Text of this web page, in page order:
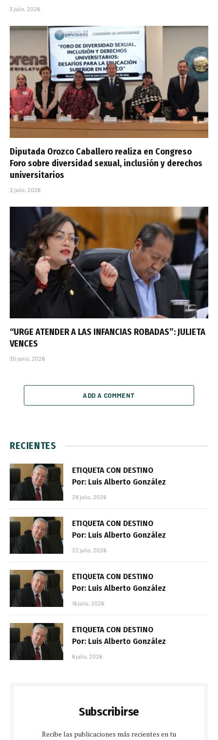
3 julio, 2026
Diputada Orozco Caballero realiza en Congreso
Foro sobre diversidad sexual, inclusión y derechos
universitarios
2 julio, 2026
“URGE ATENDER A LAS INFANCIAS ROBADAS”: JULIETA
VENCES
30 junio, 2026
ADD A COMMENT
RECIENTES
ETIQUETA CON DESTINO
Por: Luis Alberto González
28 julio, 2026
ETIQUETA CON DESTINO
Por: Luis Alberto González
22 julio, 2026
ETIQUETA CON DESTINO
Por: Luis Alberto González
16 julio, 2026
ETIQUETA CON DESTINO
Por: Luis Alberto González
6 julio, 2026
Subscribirse
Recibe las publicaciones más recientes en tu